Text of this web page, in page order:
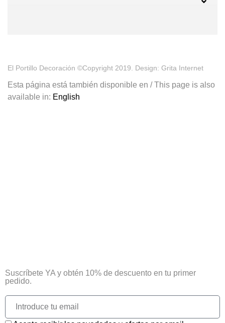
El Portillo Decoración ©Copyright 2019. Design: Grita Internet
Esta página está también disponible en / This page is also
available in: English
Suscríbete YA y obtén 10% de descuento en tu primer
pedido.